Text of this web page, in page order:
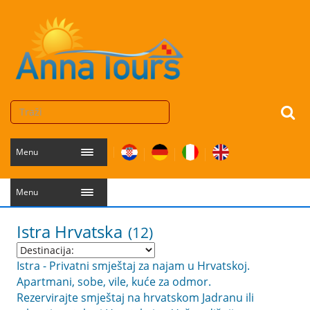
Menu
Menu
Istra Hrvatska (12)
Istra - Privatni smještaj za najam u Hrvatskoj.
Apartmani, sobe, vile, kuće za odmor.
Rezervirajte smještaj na hrvatskom Jadranu ili